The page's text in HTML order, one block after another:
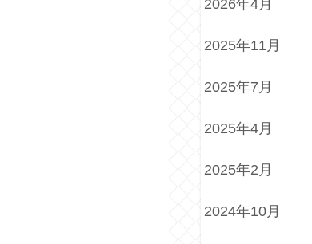
2026年4月
2025年11月
2025年7月
2025年4月
2025年2月
2024年10月